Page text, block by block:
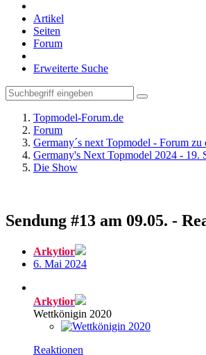
Artikel
Seiten
Forum
Erweiterte Suche
Topmodel-Forum.de
Forum
Germany´s next Topmodel - Forum
Germany's Next Topmodel 2024 - 19.
Die Show
Sendung #13 am 09.05. -
Arkytior
6. Mai 2024
Arkytior
Wettkönigin 2020
Reaktionen